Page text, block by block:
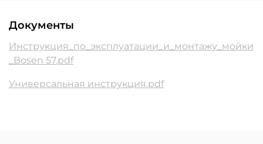
Документы
Инструкция_по_эксплуатации_и_монтажу_мойки
_Bosen 57.pdf
Универсальная инструкция.pdf